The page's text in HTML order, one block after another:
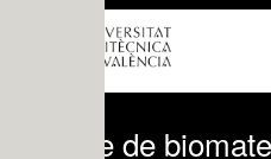
de biomateriales: